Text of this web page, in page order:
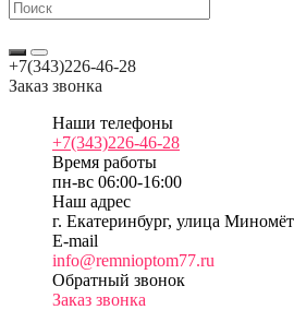
+7(343)226-46-28
Заказ звонка
Наши телефоны
+7(343)226-46-28
Время работы
пн-вс 06:00-16:00
Наш адрес
г. Екатеринбург, улица
E-mail
info@remnioptom77.ru
Обратный звонок
Заказ звонка